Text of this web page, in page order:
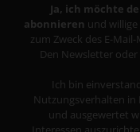
Ja, ich möchte
abonnieren und
zum Zweck des E-
Den Newsletter
Ich bin
Nutzungsverhalten in
und ausgewertet